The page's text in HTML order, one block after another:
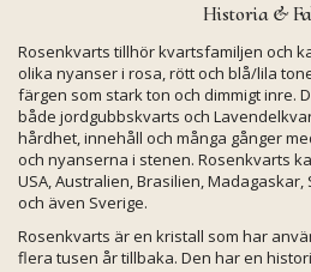
Historia &
Rosenkvarts tillhör kvartsfamiljen och
olika nyanser i rosa, rött och blå/lila
färgen som stark ton och dimmigt inre.
både jordgubbskvarts och
hårdhet, innehåll och många gånger
och nyanserna i stenen. Rosenkvarts
USA, Australien, Brasilien,
och även Sverige.
Rosenkvarts är en kristall som har
flera tusen år tillbaka. Den har en